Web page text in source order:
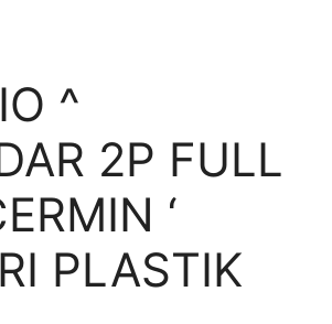
^
2P FULL
‘
PLASTIK